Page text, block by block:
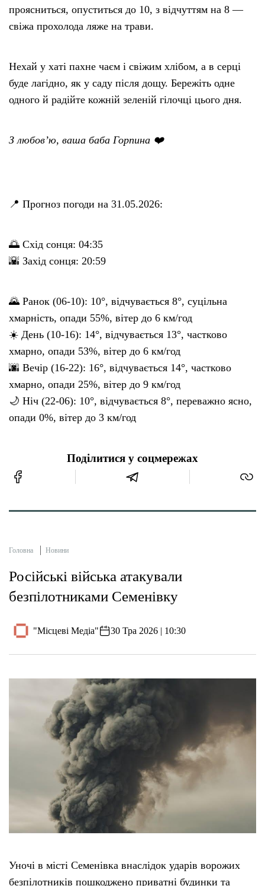
проясниться, опуститься до 10, з відчуттям на 8 —
свіжа прохолода ляже на трави.
Нехай у хаті пахне чаєм і свіжим хлібом, а в серці
буде лагідно, як у саду після дощу. Бережіть одне
одного й радійте кожній зеленій гілочці цього дня.
З любов’ю, ваша баба Горпина ❤️
📍 Прогноз погоди на 31.05.2026:
🌅 Схід сонця: 04:35
🌇 Захід сонця: 20:59
🌄 Ранок (06-10): 10°, відчувається 8°, суцільна
хмарність, опади 55%, вітер до 6 км/год
☀️ День (10-16): 14°, відчувається 13°, частково
хмарно, опади 53%, вітер до 6 км/год
🌆 Вечір (16-22): 16°, відчувається 14°, частково
хмарно, опади 25%, вітер до 9 км/год
🌙 Ніч (22-06): 10°, відчувається 8°, переважно ясно,
опади 0%, вітер до 3 км/год
Поділитися у соцмережах
Головна Новини
Російські війська атакували
безпілотниками Семенівку
"Місцеві Медіа" 30 Тра 2026 | 10:30
Уночі в місті Семенівка внаслідок ударів ворожих
безпілотників пошкоджено приватні будинки та